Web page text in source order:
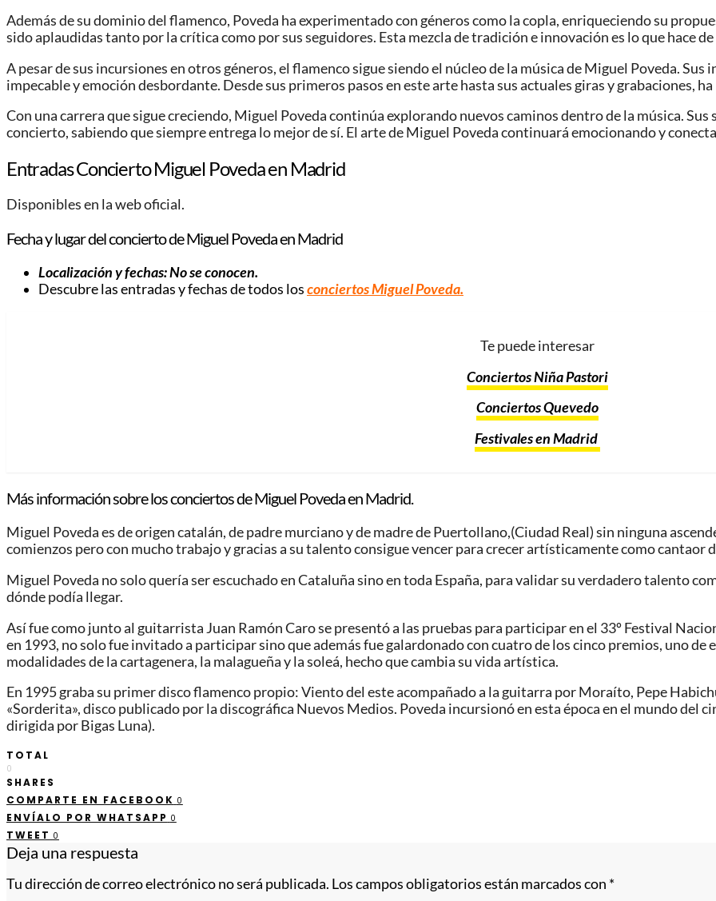
Además de su dominio del flamenco, Poveda ha experimentado con géneros como la copla, enriqueciendo su
sido aplaudidas tanto por la crítica como por sus seguidores. Esta mezcla de tradición e innovación es lo que hace
A pesar de sus incursiones en otros géneros, el flamenco sigue siendo el núcleo de la música de Miguel Poveda.
impecable y emoción desbordante. Desde sus primeros pasos en este arte hasta sus actuales giras y grabaciones,
Con una carrera que sigue creciendo, Miguel Poveda continúa explorando nuevos caminos dentro de la música. Sus
concierto, sabiendo que siempre entrega lo mejor de sí. El arte de Miguel Poveda continuará emocionando y
Entradas Concierto Miguel Poveda en Madrid
Disponibles en la web oficial.
Fecha y lugar del concierto de Miguel Poveda en Madrid
Localización y fechas: No se conocen.
Descubre las entradas y fechas de todos losconciertos Miguel Poveda.
Te puede interesar
Conciertos Niña Pastori
Conciertos Quevedo
Festivales en Madrid
Más información sobre los conciertos de Miguel Poveda en Madrid.
Miguel Poveda es de origen catalán, de padre murciano y de madre de Puertollano,(Ciudad Real) sin ninguna
comienzos pero con mucho trabajo y gracias a su talento consigue vencer para crecer artísticamente como cantaor
Miguel Poveda no solo quería ser escuchado en Cataluña sino en toda España, para validar su verdadero talento
dónde podía llegar.
Así fue como junto al guitarrista Juan Ramón Caro se presentó a las pruebas para participar en el 33º Festival
en 1993, no solo fue invitado a participar sino que además fue galardonado con cuatro de los cinco premios, uno de
modalidades de la cartagenera, la malagueña y la soleá, hecho que cambia su vida artística.
En 1995 graba su primer disco flamenco propio: Viento del este acompañado a la guitarra por Moraíto, Pepe
«Sorderita», disco publicado por la discográfica Nuevos Medios. Poveda incursionó en esta época en el mundo del
dirigida por Bigas Luna).
TOTAL
0
SHARES
COMPARTE EN FACEBOOK 0
ENVÍALO POR WHATSAPP 0
TWEET 0
Deja una respuesta
Tu dirección de correo electrónico no será publicada. Los campos obligatorios están marcados con *